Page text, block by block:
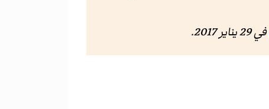
في 29 يناير 2017 .